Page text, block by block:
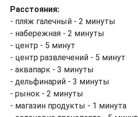
Расстояния:
- пляж галечный - 2 минуты
- набережная - 2 минуты
- центр - 5 минут
- центр развлечений - 5 минут
- аквапарк - 3 минуты
- дельфинарий - 3 минуты
- рынок - 2 минуты
- магазин продукты - 1 минута